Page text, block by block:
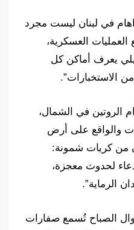
في لبنان ليست مجرد
العمليات العسكرية،
يعرف أماكن كل
الاستخبارات”.
الروتين في الشمال،
والواقع على أرض
من كريات شمونة:
لحدوث معجزة،
الرماية”.
الصباح تُسمع صفارات